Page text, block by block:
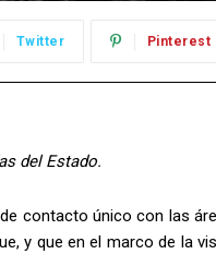
Twitter Pinterest
del Estado.
contacto único con las
y que en el marco de la